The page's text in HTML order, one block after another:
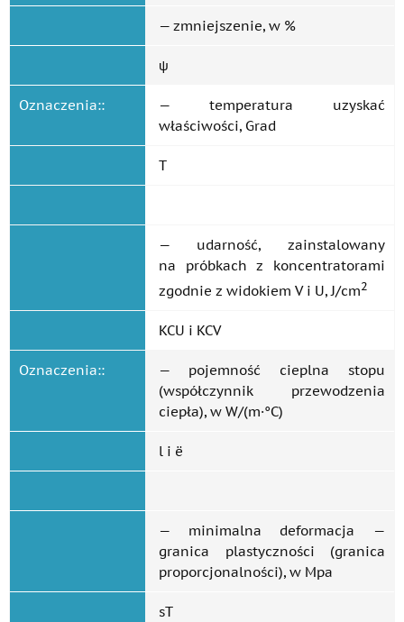
— zmniejszenie, w %
ψ
Oznaczenia::
— temperatura uzyskać
właściwości, Grad
T
— udarność, zainstalowany
na próbkach z koncentratorami
zgodnie z widokiem V i U, J/cm2
KCU i KCV
Oznaczenia::
— pojemność cieplna stopu
(współczynnik przewodzenia
ciepła), w W/(m·°C)
l i ë
— minimalna deformacja —
granica plastyczności (granica
proporcjonalności), w Mpa
sT